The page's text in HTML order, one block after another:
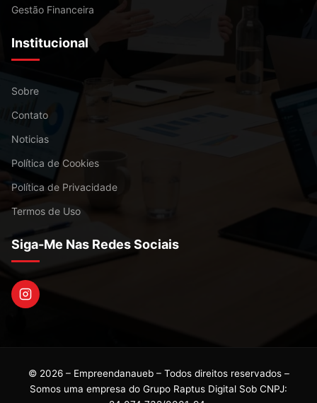
Gestão Financeira
Institucional
Sobre
Contato
Noticias
Política de Cookies
Política de Privacidade
Termos de Uso
Siga-Me Nas Redes Sociais
© 2026 – Empreendanaueb – Todos direitos reservados –
Somos uma empresa do Grupo Raptus Digital Sob CNPJ: